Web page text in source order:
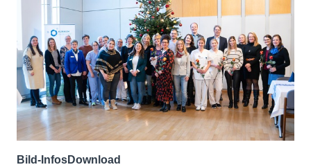
Bild-InfosDownload